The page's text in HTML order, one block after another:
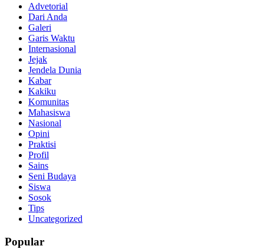
Advetorial
Dari Anda
Galeri
Garis Waktu
Internasional
Jejak
Jendela Dunia
Kabar
Kakiku
Komunitas
Mahasiswa
Nasional
Opini
Praktisi
Profil
Sains
Seni Budaya
Siswa
Sosok
Tips
Uncategorized
Popular